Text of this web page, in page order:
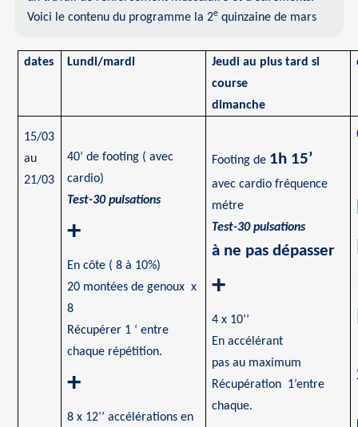
Voici le contenu du programme la 2e quinzaine de mars
dates Lundi/mardi
Jeudi au plus tard si
course
dimanche
15/03
au
21/03
40’ de footing ( avec
cardio)
Test-30 pulsations
+
En côte ( 8 à 10%)
20 montées de genoux x
8
Récupérer 1 ‘ entre
chaque répétition.
+
8 x 12’’ accélérations en
Footing de 1h 15’
aveccardio fréquence
métre
Test-30 pulsations
à ne pas dépasser
+
4 x 10’’
En accélérant
pas au maximum
Récupération 1’entre
chaque.